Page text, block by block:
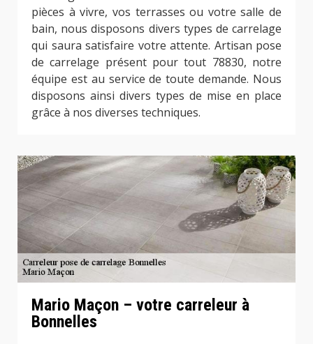
pièces à vivre, vos terrasses ou votre salle de
bain, nous disposons divers types de carrelage
qui saura satisfaire votre attente. Artisan pose
de carrelage présent pour tout 78830, notre
équipe est au service de toute demande. Nous
disposons ainsi divers types de mise en place
grâce à nos diverses techniques.
Mario Maçon – votre carreleur à
Bonnelles